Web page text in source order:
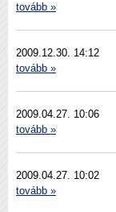
tovább »
2009.12.30. 14:12
tovább »
2009.04.27. 10:06
tovább »
2009.04.27. 10:02
tovább »